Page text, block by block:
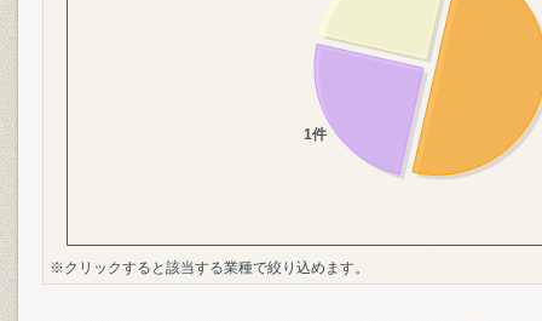
※クリックすると該当する業種で絞り込めます。